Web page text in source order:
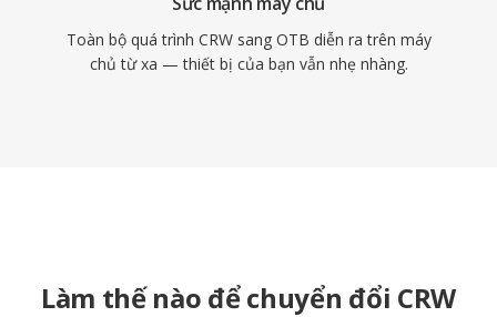
Toàn bộ quá trình CRW sang OTB diễn ra trên máy
chủ từ xa — thiết bị của bạn vẫn nhẹ nhàng.
Làm thế nào để chuyển đổi CRW